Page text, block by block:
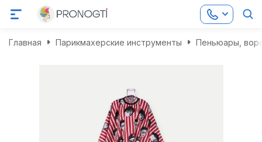
Главная Парикмахерские инструменты Пеньюары,